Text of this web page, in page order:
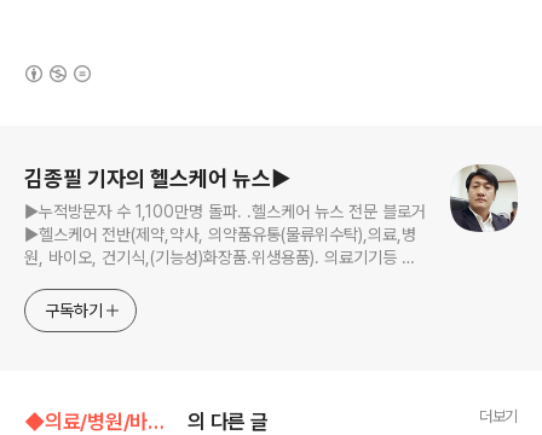
김종필 기자의 헬스케어 뉴스▶
▶누적방문자 수 1,100만명 돌파. .헬스케어 뉴스 전문 블로거
▶헬스케어 전반(제약,약사, 의약품유통(물류위수탁),의료,병
원, 바이오, 건기식,(기능성)화장품.위생용품). 의료기기등 ☞
jp11222@naver.com
구독하기
◆의료/병원/바이오벤처/◁바이오벤처,의료기기 의 다른 글 더보기